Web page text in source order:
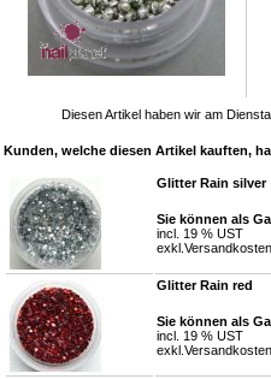
Diesen Artikel haben wir am
Kunden, welche diesen Artikel kauften,
Glitter Rain silver
Sie können als
incl. 19 % UST
exkl. Versandkosten
Glitter Rain red
Sie können als
incl. 19 % UST
exkl. Versandkosten